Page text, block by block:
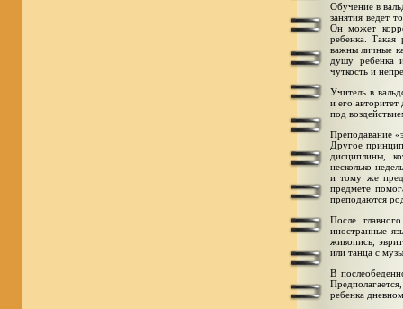
Обучение в
занятия ведет
Он может
ребенка. Такая
важны личные
душу ребенка
чуткость и
Учитель в
и его
под
Преподавание
Другое
дисциплины,
несколько
и тому же
предмете
преподаются
После
иностранные
живопись,
или танца с
В
ребенка